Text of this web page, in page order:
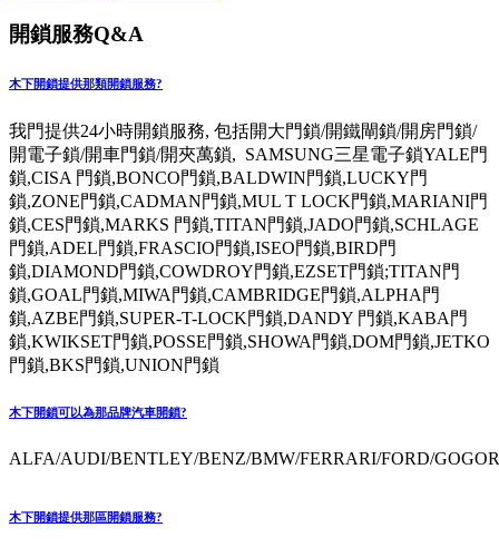
開鎖服務Q&A
木下開鎖提供那類開鎖服務?
我門提供24小時開鎖服務, 包括開大門鎖/開鐵閘鎖/開房門鎖/
開電子鎖/開車門鎖/開夾萬鎖, SAMSUNG三星電子鎖YALE門
鎖,CISA 門鎖,BONCO門鎖,BALDWIN門鎖,LUCKY門
鎖,ZONE門鎖,CADMAN門鎖,MUL T LOCK門鎖,MARIANI門
鎖,CES門鎖,MARKS 門鎖,TITAN門鎖,JADO門鎖,SCHLAGE
門鎖,ADEL門鎖,FRASCIO門鎖,ISEO門鎖,BIRD門
鎖,DIAMOND門鎖,COWDROY門鎖,EZSET門鎖;TITAN門
鎖,GOAL門鎖,MIWA門鎖,CAMBRIDGE門鎖,ALPHA門
鎖,AZBE門鎖,SUPER-T-LOCK門鎖,DANDY 門鎖,KABA門
鎖,KWIKSET門鎖,POSSE門鎖,SHOWA門鎖,DOM門鎖,JETKO
門鎖,BKS門鎖,UNION門鎖
木下開鎖可以為那品牌汽車開鎖?
ALFA/AUDI/BENTLEY/BENZ/BMW/FERRARI/FORD/
木下開鎖提供那區開鎖服務?